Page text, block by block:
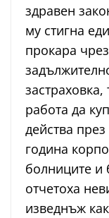
здравен
му стигна
прокара
работа да
действа
година
болниците и
отчетоха
изведнъж